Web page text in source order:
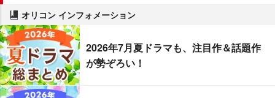
オリコン インフォメーション
2026年7月夏ドラマも、注目作＆話題作
が勢ぞろい！